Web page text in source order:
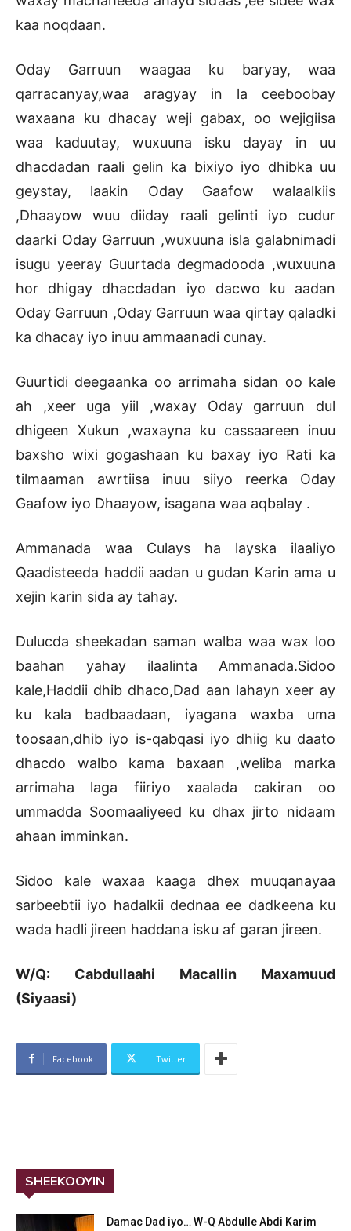
kaa noqdaan.
Oday Garruun waagaa ku baryay, waa
qarracanyay,waa aragyay in la ceeboobay
waxaana ku dhacay weji gabax, oo wejigiisa
waa kaduutay, wuxuuna isku dayay in uu
dhacdadan raali gelin ka bixiyo iyo dhibka uu
geystay, laakin Oday Gaafow walaalkiis
,Dhaayow wuu diiday raali gelinti iyo cudur
daarki Oday Garruun ,wuxuuna isla galabnimadi
isugu yeeray Guurtada degmadooda ,wuxuuna
hor dhigay dhacdadan iyo dacwo ku aadan
Oday Garruun ,Oday Garruun waa qirtay qaladki
ka dhacay iyo inuu ammaanadi cunay.
Guurtidi deegaanka oo arrimaha sidan oo kale
ah ,xeer uga yiil ,waxay Oday garruun dul
dhigeen Xukun ,waxayna ku cassaareen inuu
baxsho wixi gogashaan ku baxay iyo Rati ka
tilmaaman awrtiisa inuu siiyo reerka Oday
Gaafow iyo Dhaayow, isagana waa aqbalay .
Ammanada waa Culays ha layska ilaaliyo
Qaadisteeda haddii aadan u gudan Karin ama u
xejin karin sida ay tahay.
Dulucda sheekadan saman walba waa wax loo
baahan yahay ilaalinta Ammanada.Sidoo
kale,Haddii dhib dhaco,Dad aan lahayn xeer ay
ku kala badbaadaan, iyagana waxba uma
toosaan,dhib iyo is-qabqasi iyo dhiig ku daato
dhacdo walbo kama baxaan ,weliba marka
arrimaha laga fiiriyo xaalada cakiran oo
ummadda Soomaaliyeed ku dhax jirto nidaam
ahaan imminkan.
Sidoo kale waxaa kaaga dhex muuqanayaa
sarbeebtii iyo hadalkii dednaa ee dadkeena ku
wada hadli jireen haddana isku af garan jireen.
W/Q: Cabdullaahi Macallin Maxamuud
(Siyaasi)
Facebook Twitter
SHEEKOOYIN
Damac Dad iyo… W-Q Abdulle Abdi Karim